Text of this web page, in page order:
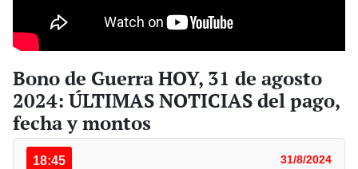
Bono de Guerra HOY, 31 de agosto
2024: ÚLTIMAS NOTICIAS del pago,
fecha y montos
18:45 31/8/2024